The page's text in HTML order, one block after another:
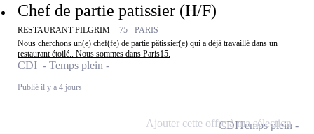
Chef de partie patissier (H/F)
RESTAURANT PILGRIM - 75 - PARIS
Nous cherchons un(e) chef(fe) de partie pâtissier(e) qui a déjà travaillé dans un
restaurant étoilé.. Nous sommes dans Paris15.
CDI - Temps plein
Publié il y a 4 jours
CDITemps plein
Ajouter cette offre à ma sélection